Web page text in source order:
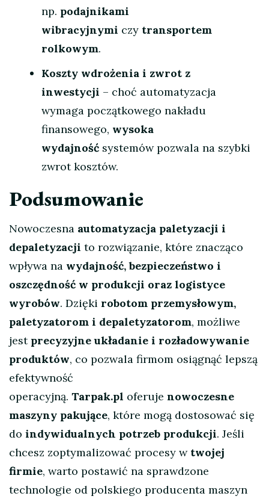
np. podajnikami
wibracyjnymi czy transportem
rolkowym.
Koszty wdrożenia i zwrot z
inwestycji – choć automatyzacja
wymaga początkowego nakładu
finansowego, wysoka
wydajność systemów pozwala na szybki
zwrot kosztów.
Podsumowanie
Nowoczesna automatyzacja paletyzacji i
depaletyzacji to rozwiązanie, które znacząco
wpływa na wydajność, bezpieczeństwo i
oszczędność w produkcji oraz logistyce
wyrobów. Dzięki robotom przemysłowym,
paletyzatorom i depaletyzatorom, możliwe
jest precyzyjne układanie i rozładowywanie
produktów, co pozwala firmom osiągnąć lepszą
efektywność
operacyjną. Tarpak.pl oferuje nowoczesne
maszyny pakujące, które mogą dostosować się
do indywidualnych potrzeb produkcji. Jeśli
chcesz zoptymalizować procesy w twojej
firmie, warto postawić na sprawdzone
technologie od polskiego producenta maszyn